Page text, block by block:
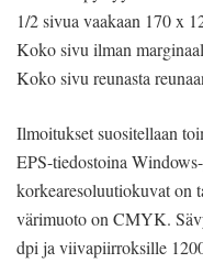
1/2 sivua vaakaan 170 x
Koko sivu ilman
Koko sivu reunasta
Ilmoitukset suositellaan
EPS-tiedostoina
korkearesoluutiokuvat on
värimuoto on CMYK.
dpi ja viivapiirroksille